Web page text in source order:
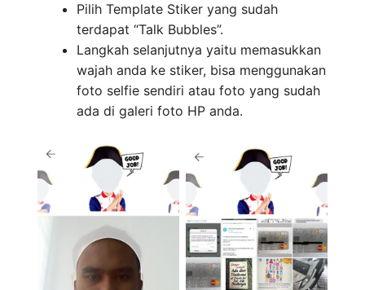
Pilih Template Stiker yang sudah
terdapat “Talk Bubbles”.
Langkah selanjutnya yaitu memasukkan
wajah anda ke stiker, bisa menggunakan
foto selfie sendiri atau foto yang sudah
ada di galeri foto HP anda.